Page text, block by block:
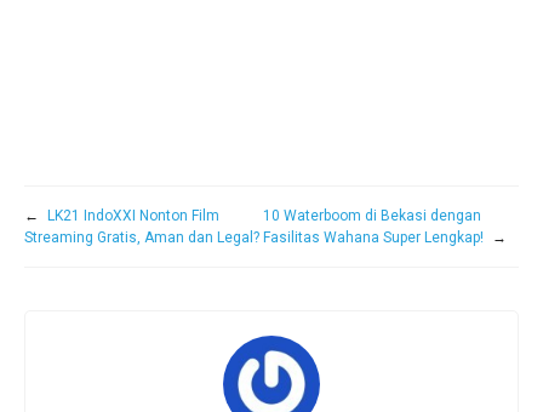
←
LK21 IndoXXI Nonton Film
Streaming Gratis, Aman dan Legal?
10 Waterboom di Bekasi dengan
Fasilitas Wahana Super Lengkap!
→